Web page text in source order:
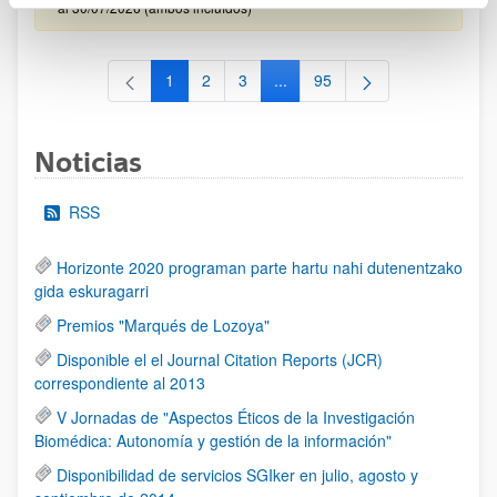
al 30/07/2026 (ambos incluídos)
Página
1 Página
2 Página
3 ...Páginas intermedias Use TAB
Página
95
Noticias
RSS
Horizonte 2020 programan parte hartu nahi dutenentzako
gida eskuragarri
Premios "Marqués de Lozoya"
Disponible el el Journal Citation Reports (JCR)
correspondiente al 2013
V Jornadas de "Aspectos Éticos de la Investigación
Biomédica: Autonomía y gestión de la información"
Disponibilidad de servicios SGIker en julio, agosto y